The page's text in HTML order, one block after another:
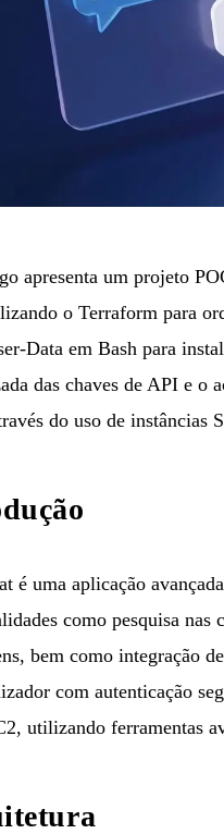
apresenta um projeto
o Terraform para
Data em Bash para
das chaves de API e o
do uso de instâncias
é uma aplicação
como pesquisa nas
bem como integração
com autenticação
utilizando ferramentas